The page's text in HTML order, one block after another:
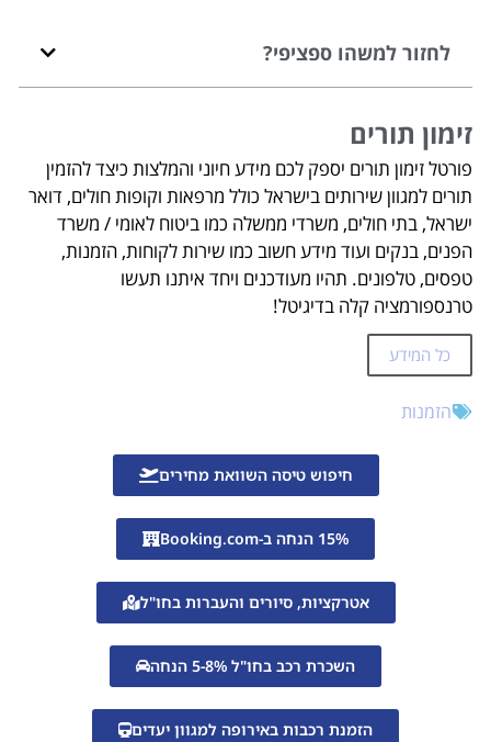
לחזור למשהו ספציפי?
זימון תורים
פורטל זימון תורים יספק לכם מידע חיוני והמלצות כיצד להזמין
תורים למגוון שירותים בישראל כולל מרפאות וקופות חולים, דואר
ישראל, בתי חולים, משרדי ממשלה כמו ביטוח לאומי / משרד
הפנים, בנקים ועוד מידע חשוב כמו שירות לקוחות, הזמנות,
טפסים, טלפונים. תהיו מעודכנים ויחד איתנו תעשו
טרנספורמציה קלה בדיגיטל!
כל המידע
הזמנות
חיפוש טיסה השוואת מחירים
15% הנחה ב-Booking.com
אטרקציות, סיורים והעברות בחו"ל
השכרת רכב בחו"ל 5-8% הנחה
הזמנת רכבות באירופה למגוון יעדים